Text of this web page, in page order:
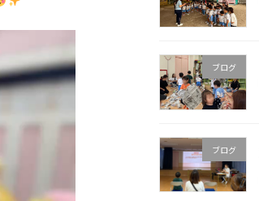
ブログ
ブログ